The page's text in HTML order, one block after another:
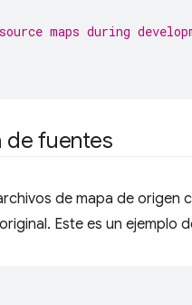
maps during
de fuentes
de mapa de origen
Este es un ejemplo